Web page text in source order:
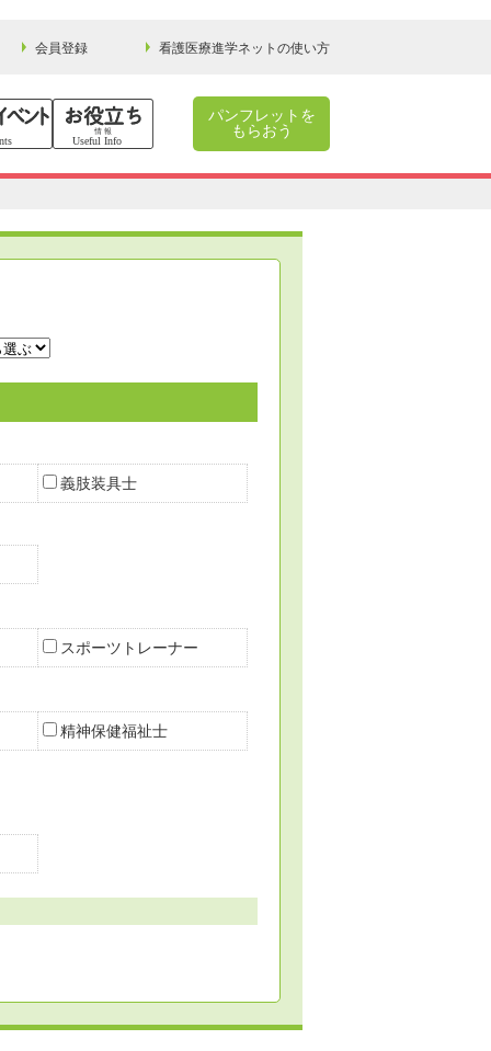
会員登録 看護医療進学ネットの使い方
パンフレットを
もらおう
義肢装具士
スポーツトレーナー
精神保健福祉士